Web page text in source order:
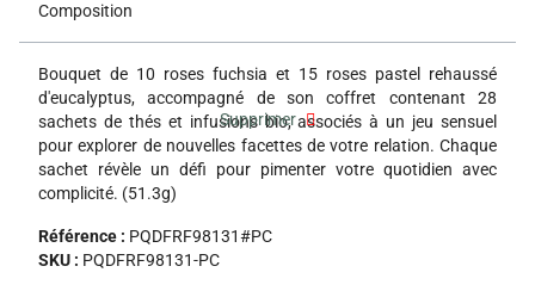
Supprimer
Composition
Bouquet de 10 roses fuchsia et 15 roses pastel rehaussé
d'eucalyptus, accompagné de son coffret contenant 28
sachets de thés et infusions bio, associés à un jeu sensuel
pour explorer de nouvelles facettes de votre relation. Chaque
sachet révèle un défi pour pimenter votre quotidien avec
complicité. (51.3g)
Référence : PQDFRF98131#PC
SKU : PQDFRF98131-PC